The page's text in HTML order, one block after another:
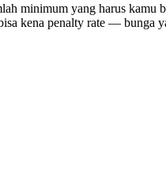
minimum yang harus kamu
kena penalty rate — bunga